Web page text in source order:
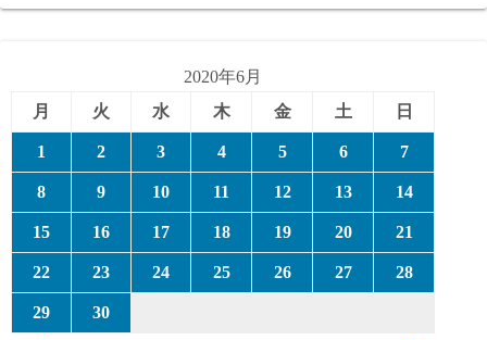
ゴ
2020年6月
月
火 水 木 金 土 日
1 2 3 4 5 6 7
8 9 10 11 12 13 14
15 16 17 18 19 20 21
22 23 24 25 26 27 28
29 30